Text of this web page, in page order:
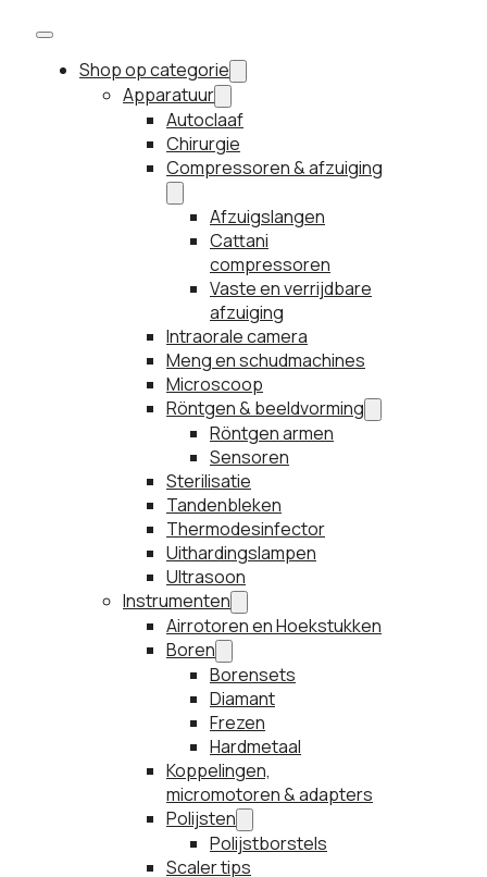
Shop op categorie
Apparatuur
Autoclaaf
Chirurgie
Compressoren & afzuiging
Afzuigslangen
Cattani
compressoren
Vaste en verrijdbare
afzuiging
Intraorale camera
Meng en schudmachines
Microscoop
Röntgen & beeldvorming
Röntgen armen
Sensoren
Sterilisatie
Tandenbleken
Thermodesinfector
Uithardingslampen
Ultrasoon
Instrumenten
Airrotoren en Hoekstukken
Boren
Borensets
Diamant
Frezen
Hardmetaal
Koppelingen,
micromotoren & adapters
Polijsten
Polijstborstels
Scaler tips